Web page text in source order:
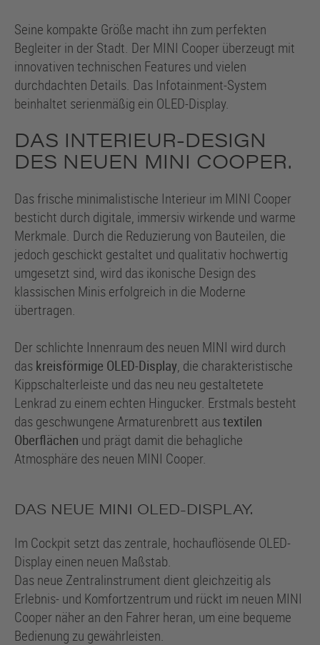
Seine kompakte Größe macht ihn zum perfekten
Begleiter in der Stadt. Der MINI Cooper überzeugt mit
innovativen technischen Features und vielen
durchdachten Details. Das Infotainment-System
beinhaltet serienmäßig ein OLED-Display.
DAS INTERIEUR-DESIGN
DES NEUEN MINI COOPER.
Das frische minimalistische Interieur im MINI Cooper
besticht durch digitale, immersiv wirkende und warme
Merkmale. Durch die Reduzierung von Bauteilen, die
jedoch geschickt gestaltet und qualitativ hochwertig
umgesetzt sind, wird das ikonische Design des
klassischen Minis erfolgreich in die Moderne
übertragen.
Der schlichte Innenraum des neuen MINI wird durch
das kreisförmige OLED-Display, die charakteristische
Kippschalterleiste und das neu neu gestaltetete
Lenkrad zu einem echten Hingucker. Erstmals besteht
das geschwungene Armaturenbrett austextilen
Oberflächen und prägt damit die behagliche
Atmosphäre des neuen MINI Cooper.
DAS NEUE MINI OLED-DISPLAY.
Im Cockpit setzt das zentrale, hochauflösende OLED-
Display einen neuen Maßstab.
Das neue Zentralinstrument dient gleichzeitig als
Erlebnis- und Komfortzentrum und rückt im neuen MINI
Cooper näher an den Fahrer heran, um eine bequeme
Bedienung zu gewährleisten.